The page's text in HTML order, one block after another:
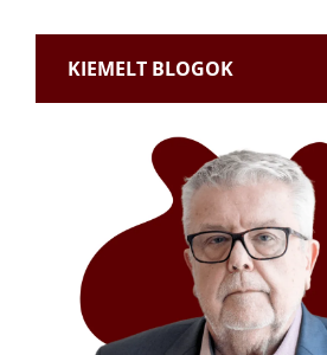
KIEMELT BLOGOK